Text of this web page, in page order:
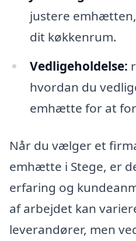
justere
dit køkkenrum.
Vedligeholdelse:
hvordan du
emhætte for at
Når du vælger et
emhætte i Stege, er
erfaring og
af arbejdet kan
leverandører, men